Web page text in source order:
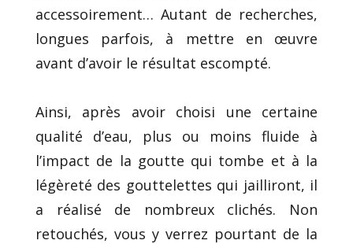
accessoirement… Autant de recherches,
longues parfois, à mettre en œuvre
avant d’avoir le résultat escompté.
Ainsi, après avoir choisi une certaine
qualité d’eau, plus ou moins fluide à
l’impact de la goutte qui tombe et à la
légèreté des gouttelettes qui jailliront, il
a réalisé de nombreux clichés. Non
retouchés, vous y verrez pourtant de la